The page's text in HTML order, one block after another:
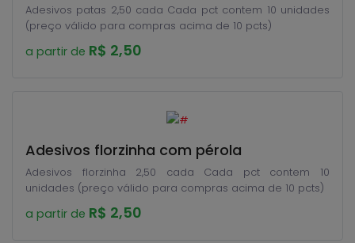
Adesivos patas 2,50 cada Cada pct contem 10 unidades
(preço válido para compras acima de 10 pcts)
a partir de R$ 2,50
Adesivos florzinha com pérola
Adesivos florzinha 2,50 cada Cada pct contem 10
unidades (preço válido para compras acima de 10 pcts)
a partir de R$ 2,50